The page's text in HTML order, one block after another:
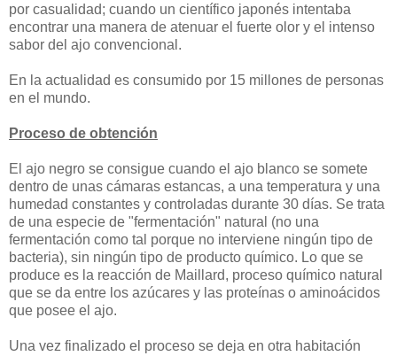
por casualidad; cuando un científico japonés intentaba
encontrar una manera de atenuar el fuerte olor y el intenso
sabor del ajo convencional.
En la actualidad es consumido por 15 millones de personas
en el mundo.
Proceso de obtención
El ajo negro se consigue cuando el ajo blanco se somete
dentro de unas cámaras estancas, a una temperatura y una
humedad constantes y controladas durante 30 días. Se trata
de una especie de "fermentación" natural (no una
fermentación como tal porque no interviene ningún tipo de
bacteria), sin ningún tipo de producto químico. Lo que se
produce es la reacción de Maillard, proceso químico natural
que se da entre los azúcares y las proteínas o aminoácidos
que posee el ajo.
Una vez finalizado el proceso se deja en otra habitación